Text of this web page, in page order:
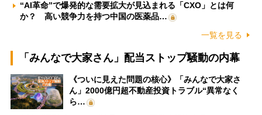
“AI革命”で爆発的な需要拡大が見込まれる「CXO」とは何
か？ 高い競争力を持つ中国の医薬品…
一覧を見る
「みんなで大家さん」配当ストップ騒動の内幕
《ついに見えた問題の核心》「みんなで大家さ
ん」2000億円超不動産投資トラブル“異常なく
ら…